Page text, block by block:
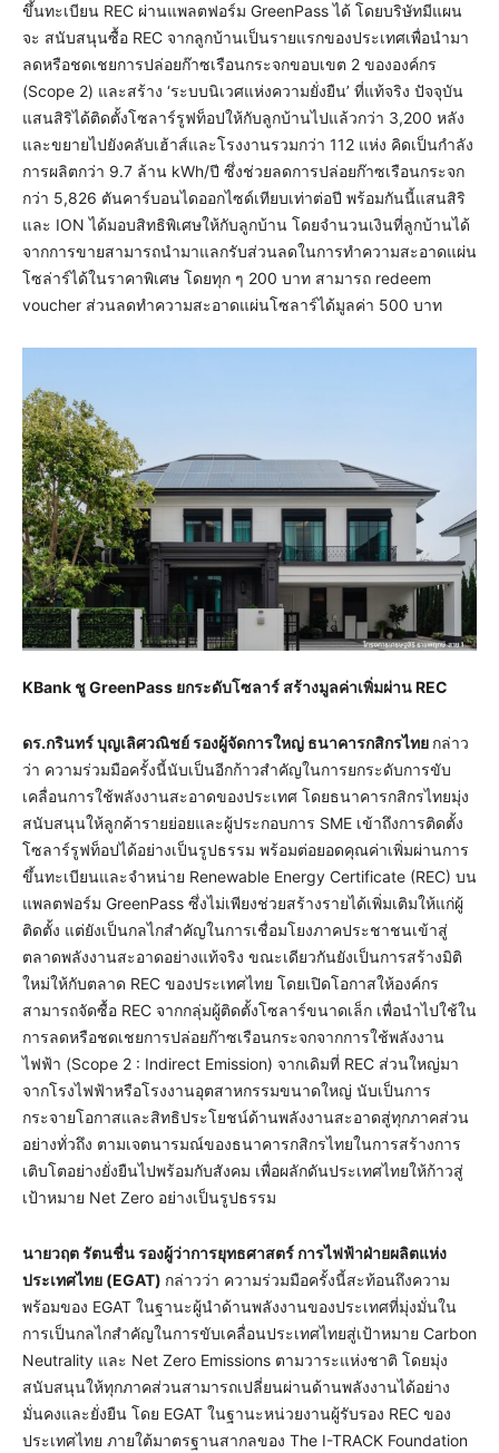
ขึ้นทะเบียน REC ผ่านแพลตฟอร์ม GreenPass ได้ โดยบริษัทมีแผน
จะ สนับสนุนซื้อ REC จากลูกบ้านเป็นรายแรกของประเทศเพื่อนำมา
ลดหรือชดเชยการปล่อยก๊าซเรือนกระจกขอบเขต 2 ขององค์กร
(Scope 2) และสร้าง ‘ระบบนิเวศแห่งความยั่งยืน’ ที่แท้จริง ปัจจุบัน
แสนสิริได้ติดตั้งโซลาร์รูฟท็อปให้กับลูกบ้านไปแล้วกว่า 3,200 หลัง
และขยายไปยังคลับเฮ้าส์และโรงงานรวมกว่า 112 แห่ง คิดเป็นกำลัง
การผลิตกว่า 9.7 ล้าน kWh/ปี ซึ่งช่วยลดการปล่อยก๊าซเรือนกระจก
กว่า 5,826 ตันคาร์บอนไดออกไซด์เทียบเท่าต่อปี พร้อมกันนี้แสนสิริ
และ ION ได้มอบสิทธิพิเศษให้กับลูกบ้าน โดยจำนวนเงินที่ลูกบ้านได้
จากการขายสามารถนำมาแลกรับส่วนลดในการทำความสะอาดแผ่น
โซล่าร์ได้ในราคาพิเศษ โดยทุก ๆ 200 บาท สามารถ redeem
voucher ส่วนลดทำความสะอาดแผ่นโซลาร์ได้มูลค่า 500 บาท
KBank ชูGreenPass ยกระดับโซลาร์ สร้างมูลค่าเพิ่มผ่านREC
ดร.กรินทร์ บุญเลิศวณิชย์ รองผู้จัดการใหญ่ ธนาคารกสิกรไทย กล่าว
ว่า ความร่วมมือครั้งนี้นับเป็นอีกก้าวสำคัญในการยกระดับการขับ
เคลื่อนการใช้พลังงานสะอาดของประเทศ โดยธนาคารกสิกรไทยมุ่ง
สนับสนุนให้ลูกค้ารายย่อยและผู้ประกอบการ SME เข้าถึงการติดตั้ง
โซลาร์รูฟท็อปได้อย่างเป็นรูปธรรม พร้อมต่อยอดคุณค่าเพิ่มผ่านการ
ขึ้นทะเบียนและจำหน่าย Renewable Energy Certificate (REC) บน
แพลตฟอร์ม GreenPass ซึ่งไม่เพียงช่วยสร้างรายได้เพิ่มเติมให้แก่ผู้
ติดตั้ง แต่ยังเป็นกลไกสำคัญในการเชื่อมโยงภาคประชาชนเข้าสู่
ตลาดพลังงานสะอาดอย่างแท้จริง ขณะเดียวกันยังเป็นการสร้างมิติ
ใหม่ให้กับตลาด REC ของประเทศไทย โดยเปิดโอกาสให้องค์กร
สามารถจัดซื้อ REC จากกลุ่มผู้ติดตั้งโซลาร์ขนาดเล็ก เพื่อนำไปใช้ใน
การลดหรือชดเชยการปล่อยก๊าซเรือนกระจกจากการใช้พลังงาน
ไฟฟ้า (Scope 2 : Indirect Emission) จากเดิมที่ REC ส่วนใหญ่มา
จากโรงไฟฟ้าหรือโรงงานอุตสาหกรรมขนาดใหญ่ นับเป็นการ
กระจายโอกาสและสิทธิประโยชน์ด้านพลังงานสะอาดสู่ทุกภาคส่วน
อย่างทั่วถึง ตามเจตนารมณ์ของธนาคารกสิกรไทยในการสร้างการ
เติบโตอย่างยั่งยืนไปพร้อมกับสังคม เพื่อผลักดันประเทศไทยให้ก้าวสู่
เป้าหมาย Net Zero อย่างเป็นรูปธรรม
นายวฤต รัตนชื่น รองผู้ว่าการยุทธศาสตร์ การไฟฟ้าฝ่ายผลิตแห่ง
ประเทศไทย (EGAT) กล่าวว่า ความร่วมมือครั้งนี้สะท้อนถึงความ
พร้อมของ EGAT ในฐานะผู้นำด้านพลังงานของประเทศที่มุ่งมั่นใน
การเป็นกลไกสำคัญในการขับเคลื่อนประเทศไทยสู่เป้าหมาย Carbon
Neutrality และ Net Zero Emissions ตามวาระแห่งชาติ โดยมุ่ง
สนับสนุนให้ทุกภาคส่วนสามารถเปลี่ยนผ่านด้านพลังงานได้อย่าง
มั่นคงและยั่งยืน โดย EGAT ในฐานะหน่วยงานผู้รับรอง REC ของ
ประเทศไทย ภายใต้มาตรฐานสากลของ The I-TRACK Foundation